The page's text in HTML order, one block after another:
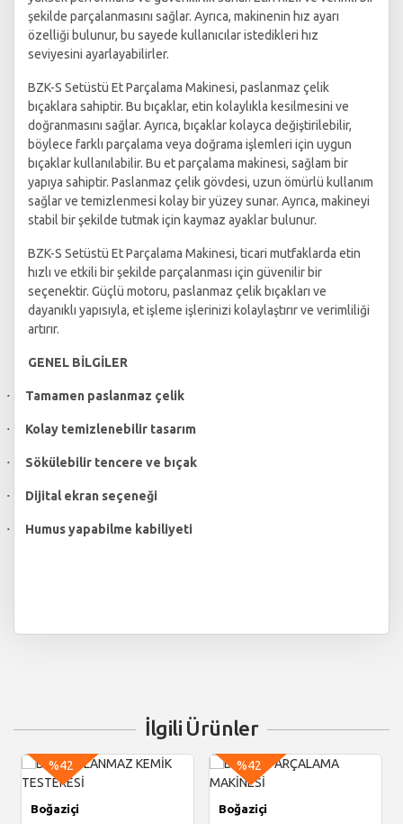
şekilde parçalanmasını sağlar. Ayrıca, makinenin hız ayarı
özelliği bulunur, bu sayede kullanıcılar istedikleri hız
seviyesini ayarlayabilirler.
BZK-S Setüstü Et Parçalama Makinesi, paslanmaz çelik
bıçaklara sahiptir. Bu bıçaklar, etin kolaylıkla kesilmesini ve
doğranmasını sağlar. Ayrıca, bıçaklar kolayca değiştirilebilir,
böylece farklı parçalama veya doğrama işlemleri için uygun
bıçaklar kullanılabilir. Bu et parçalama makinesi, sağlam bir
yapıya sahiptir. Paslanmaz çelik gövdesi, uzun ömürlü kullanım
sağlar ve temizlenmesi kolay bir yüzey sunar. Ayrıca, makineyi
stabil bir şekilde tutmak için kaymaz ayaklar bulunur.
BZK-S Setüstü Et Parçalama Makinesi, ticari mutfaklarda etin
hızlı ve etkili bir şekilde parçalanması için güvenilir bir
seçenektir. Güçlü motoru, paslanmaz çelik bıçakları ve
dayanıklı yapısıyla, et işleme işlerinizi kolaylaştırır ve verimliliği
artırır.
GENEL BİLGİLER
· Tamamen paslanmaz çelik
· Kolay temizlenebilir tasarım
· Sökülebilir tencere ve bıçak
· Dijital ekran seçeneği
· Humus yapabilme kabiliyeti
İlgili Ürünler
%42
Boğaziçi
%42
Boğaziçi